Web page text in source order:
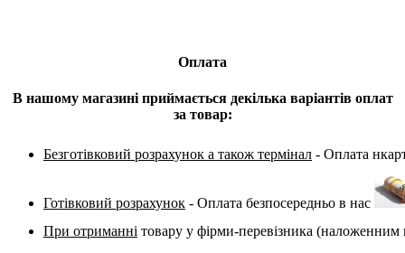
Оплата
В нашому магазині приймається декілька варіантів оплат
за товар:
Безготівковий розрахунок а також термінал - Оплата
Готівковий розрахунок - Оплата безпосередньо в нас
При отриманні товару у фірми-перевізника (наложенним